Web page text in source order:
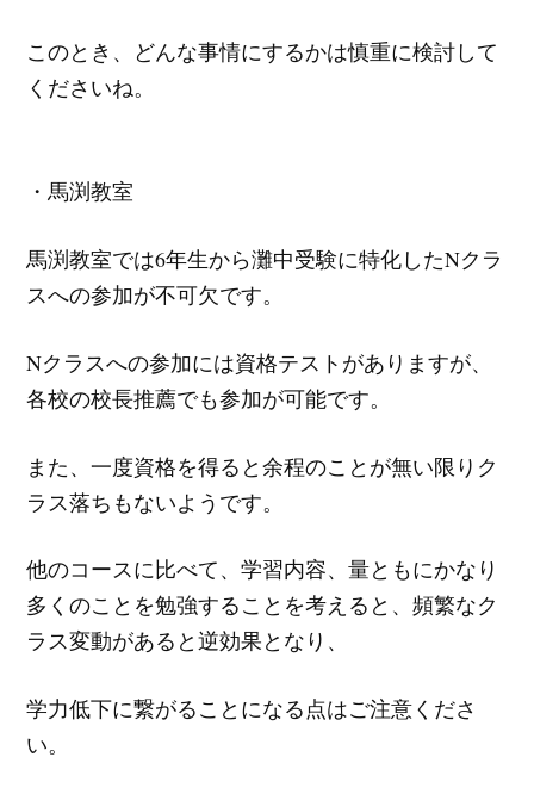
このとき、どんな事情にするかは慎重に検討して
くださいね。
・馬渕教室
馬渕教室では6年生から灘中受験に特化したNクラ
スへの参加が不可欠です。
Nクラスへの参加には資格テストがありますが、
各校の校長推薦でも参加が可能です。
また、一度資格を得ると余程のことが無い限りク
ラス落ちもないようです。
他のコースに比べて、学習内容、量ともにかなり
多くのことを勉強することを考えると、頻繁なク
ラス変動があると逆効果となり、
学力低下に繋がることになる点はご注意くださ
い。